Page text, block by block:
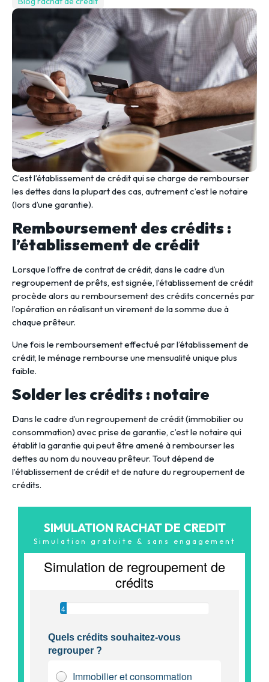
C’est l’établissement de crédit qui se charge de rembourser
les dettes dans la plupart des cas, autrement c’est le notaire
(lors d’une garantie).
Remboursement des crédits :
l’établissement de crédit
Lorsque l’offre de contrat de crédit, dans le cadre d’un
regroupement de prêts, est signée, l’établissement de crédit
procède alors au remboursement des crédits concernés par
l’opération en réalisant un virement de la somme due à
chaque prêteur.
Une fois le remboursement effectué par l’établissement de
crédit, le ménage rembourse une mensualité unique plus
faible.
Solder les crédits : notaire
Dans le cadre d’un regroupement de crédit (immobilier ou
consommation) avec prise de garantie, c’est le notaire qui
établit la garantie qui peut être amené à rembourser les
dettes au nom du nouveau prêteur. Tout dépend de
l’établissement de crédit et de nature du regroupement de
crédits.
SIMULATION RACHAT DE CREDIT
Simulation gratuite & sans engagement